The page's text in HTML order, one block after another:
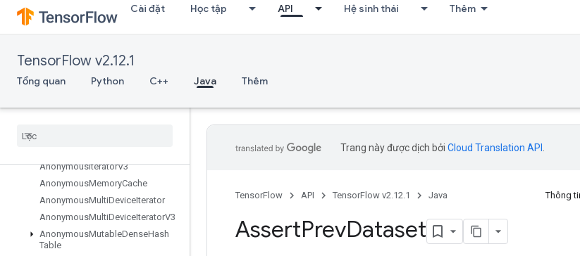
Cài đặt Học tập API Hệ sinh thái Thêm
TensorFlow v2.12.1
Tổng quan Python C++ Java Thêm
org.tensorflow.op
org.tensorflow.op.annotation
Tổng quan
Abort
AnonymousIteratorV3
AnonymousMemoryCache
AnonymousMultiDeviceIterator
AnonymousMultiDeviceIteratorV3
AnonymousMutableDenseHash
Table
Trang này được dịch bởi Cloud Translation API
TensorFlow API TensorFlow v2.12.1 Java Thông
AssertPrevDataset